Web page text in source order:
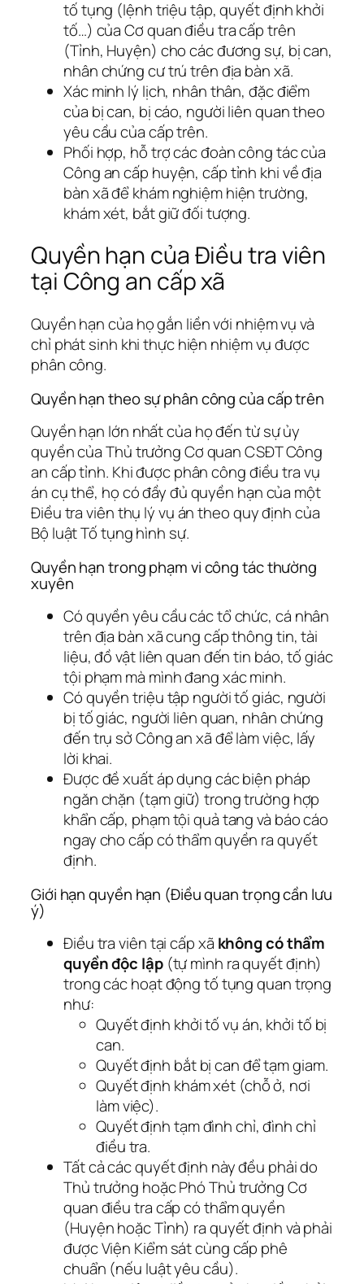
tố tụng (lệnh triệu tập, quyết định khởi
tố…) của Cơ quan điều tra cấp trên
(Tỉnh, Huyện) cho các đương sự, bị can,
nhân chứng cư trú trên địa bàn xã.
Xác minh lý lịch, nhân thân, đặc điểm
của bị can, bị cáo, người liên quan theo
yêu cầu của cấp trên.
Phối hợp, hỗ trợ các đoàn công tác của
Công an cấp huyện, cấp tỉnh khi về địa
bàn xã để khám nghiệm hiện trường,
khám xét, bắt giữ đối tượng.
Quyền hạn của Điều tra viên
tại Công an cấp xã
Quyền hạn của họ gắn liền với nhiệm vụ và
chỉ phát sinh khi thực hiện nhiệm vụ được
phân công.
Quyền hạn theo sự phân công của cấp trên
Quyền hạn lớn nhất của họ đến từ sự ủy
quyền của Thủ trưởng Cơ quan CSĐT Công
an cấp tỉnh. Khi được phân công điều tra vụ
án cụ thể, họ có đầy đủ quyền hạn của một
Điều tra viên thụ lý vụ án theo quy định của
Bộ luật Tố tụng hình sự.
Quyền hạn trong phạm vi công tác thường
xuyên
Có quyền yêu cầu các tổ chức, cá nhân
trên địa bàn xã cung cấp thông tin, tài
liệu, đồ vật liên quan đến tin báo, tố giác
tội phạm mà mình đang xác minh.
Có quyền triệu tập người tố giác, người
bị tố giác, người liên quan, nhân chứng
đến trụ sở Công an xã để làm việc, lấy
lời khai.
Được đề xuất áp dụng các biện pháp
ngăn chặn (tạm giữ) trong trường hợp
khẩn cấp, phạm tội quả tang và báo cáo
ngay cho cấp có thẩm quyền ra quyết
định.
Giới hạn quyền hạn (Điều quan trọng cần lưu
ý)
Điều tra viên tại cấp xã không có thẩm
quyền độc lập(tự mình ra quyết định)
trong các hoạt động tố tụng quan trọng
như:
Quyết định khởi tố vụ án, khởi tố bị
can.
Quyết định bắt bị can để tạm giam.
Quyết định khám xét (chỗ ở, nơi
làm việc).
Quyết định tạm đình chỉ, đình chỉ
điều tra.
Tất cả các quyết định này đều phải do
Thủ trưởng hoặc Phó Thủ trưởng Cơ
quan điều tra cấp có thẩm quyền
(Huyện hoặc Tỉnh) ra quyết định và phải
được Viện Kiểm sát cùng cấp phê
chuẩn (nếu luật yêu cầu).